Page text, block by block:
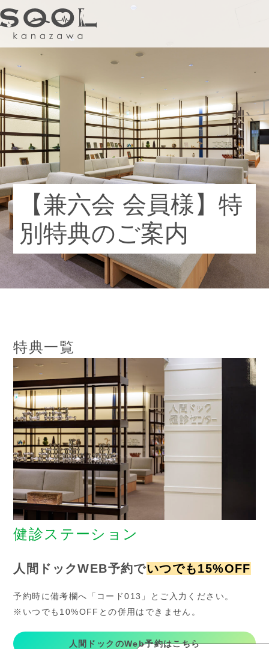
健診ステーション
内科
婦人科
フィットネス&スパ
美容内科
カフェ&バー
ショッププラス
歯科医院 A Dental Clinic
【兼六会 会員様】特
別特典のご案内
特典一覧
健診ステーション
人間ドックWEB予約でいつでも15%OFF
予約時に備考欄へ「コード013」とご入力ください。
※いつでも10%OFFとの併用はできません。
人間ドックのWeb予約はこちら